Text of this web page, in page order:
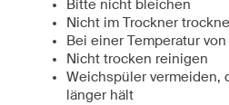
Bitte nicht bleichen
Nicht im Trockner
Bei einer Temperatur
Nicht trocken reinigen
Weichspüler vermeiden,
länger hält